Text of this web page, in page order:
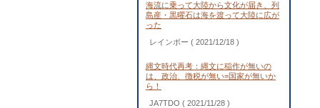
海流に乗って大陸から文化が届き、列
島産・黒曜石は海を渡って大陸に広が
った
レインボー ( 2021/12/18 )
縄文時代再考：縄文に稲作が無いの
は、政治、徴税が無い=国家が無いか
ら！
JA7TDO ( 2021/11/28 )